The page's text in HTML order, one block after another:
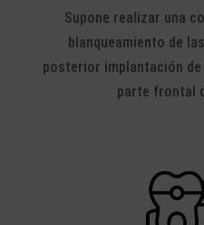
Supone realizar una
blanqueamiento de
posterior implantación
parte frontal